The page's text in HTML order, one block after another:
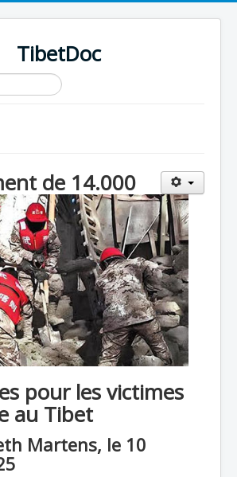
TibetDoc
de 14.000
pour les victimes
au Tibet
Martens, le 10